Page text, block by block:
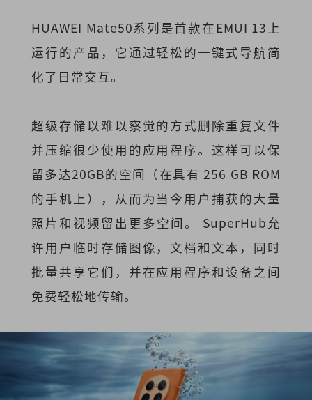
HUAWEI Mate50系列是首款在EMUI 13上
运行的产品，它通过轻松的一键式导航简
化了日常交互。
超级存储以难以察觉的方式删除重复文件
并压缩很少使用的应用程序。这样可以保
留多达20GB的空间（在具有 256 GB ROM
的手机上），从而为当今用户捕获的大量
照片和视频留出更多空间。 SuperHub允
许用户临时存储图像，文档和文本，同时
批量共享它们，并在应用程序和设备之间
免费轻松地传输。